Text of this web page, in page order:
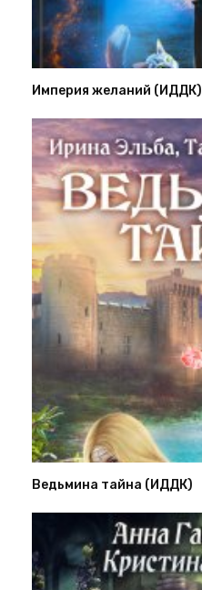
Империя желаний (ИДДК)
Ведьмина тайна (ИДДК)